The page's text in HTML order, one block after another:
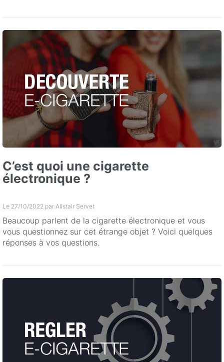
C’est quoi une cigarette
électronique ?
Le 27/10/2022 par Alistair Servet
Beaucoup parlent de la cigarette électronique et vous
vous questionnez sur cet étrange objet ? Voici quelques
réponses à vos questions.